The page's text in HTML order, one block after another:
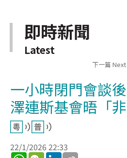
即時新聞
Latest
下一篇 Next
一小時閉門會談
澤連斯基會晤「非
22/1/2026 22:33